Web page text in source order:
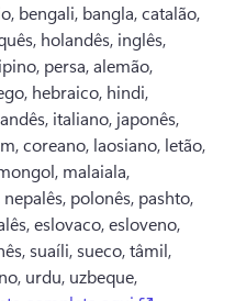
bengali, bangla, catalão,
holandês, inglês,
persa, alemão,
hebraico, hindi,
italiano, japonês,
coreano, laosiano, letão,
malaiala,
polonês, pashto,
eslovaco, esloveno,
suaíli, sueco, tâmil,
urdu, uzbeque,